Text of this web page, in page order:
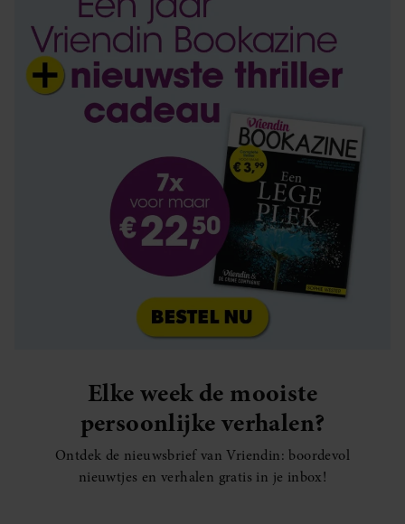
Elke week de mooiste
persoonlijke verhalen?
Ontdek de nieuwsbrief van Vriendin: boordevol
nieuwtjes en verhalen gratis in je inbox!